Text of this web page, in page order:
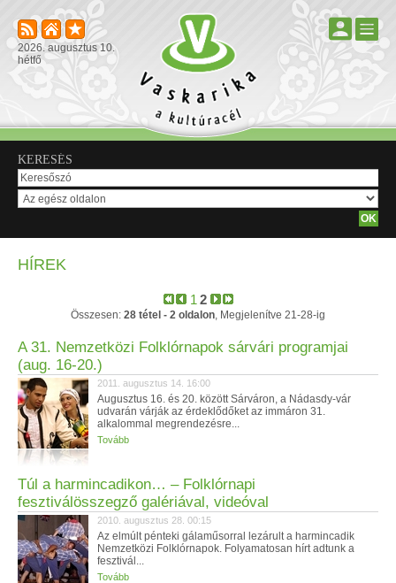
2026. augusztus 10.
hétfő
KERESÉS
HÍREK
1 2
Összesen: 28 tétel - 2 oldalon, Megjelenítve 21-28-ig
A 31. Nemzetközi Folklórnapok sárvári programjai
(aug. 16-20.)
2011. augusztus 14. 16:00
Augusztus 16. és 20. között Sárváron, a Nádasdy-vár
udvarán várják az érdeklődőket az immáron 31.
alkalommal megrendezésre...
Tovább
Túl a harmincadikon… – Folklórnapi
fesztiválösszegző galériával, videóval
2010. augusztus 28. 00:15
Az elmúlt pénteki gálaműsorral lezárult a harmincadik
Nemzetközi Folklórnapok. Folyamatosan hírt adtunk a
fesztivál...
Tovább